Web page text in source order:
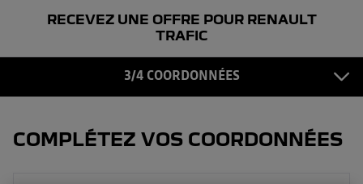
RECEVEZ UNE OFFRE POUR RENAULT
TRAFIC
3/4 COORDONNÉES
COORDONNÉES
CONFIRMATION
COMPLÉTEZ VOS COORDONNÉES